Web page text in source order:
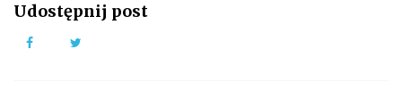
Udostępnij post
Facebook